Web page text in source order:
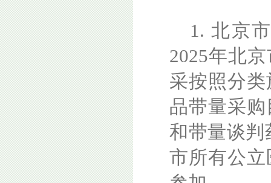
1. 北京
2025年北
采按照分
品带量采
和带量谈判
市所有公